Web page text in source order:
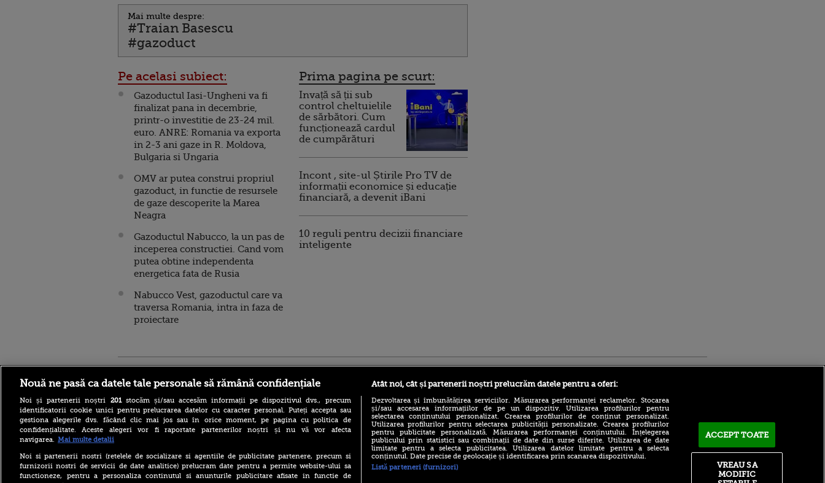
Mai multe despre:
#Traian Basescu
#gazoduct
Pe acelasi subiect:
Gazoductul Iasi-Ungheni va fi
finalizat pana in decembrie,
printr-o investitie de 23-24 mil.
euro. ANRE: Romania va exporta
in 2-3 ani gaze in R. Moldova,
Bulgaria si Ungaria
OMV ar putea construi propriul
gazoduct, in functie de resursele
de gaze descoperite la Marea
Neagra
Gazoductul Nabucco, la un pas de
inceperea constructiei. Cand vom
putea obtine independenta
energetica fata de Rusia
Nabucco Vest, gazoductul care va
traversa Romania, intra in faza de
proiectare
Prima pagina pe scurt:
Invață să ții sub
control cheltuielile
de sărbători. Cum
funcționează cardul
de cumpărături
Incont , site-ul Știrile Pro TV de
informații economice și educație
financiară, a devenit iBani
10 reguli pentru decizii financiare
inteligente
româncă a fost arestată în
Germania pentru spionaj în
favoarea Rusiei
(P) Descoperă Lumea
Evenimentelor din România
Atmosferă din altă lume la
Nouă ne pasă ca datele tale personale să rămână confidențiale
Noi și partenerii noștri 201stocăm și/sau accesăm informații pe dispozitivul dvs., precum
identificatorii cookie unici pentru prelucrarea datelor cu caracter personal. Puteți accepta sau
gestiona alegerile dvs. făcând clic mai jos sau în orice moment, pe pagina cu politica de
confidențialitate. Aceste alegeri vor fi raportate partenerilor noștri și nu vă vor afecta
navigarea. Mai multe detalii
Noi si partenerii nostri (retelele de socializare si agentiile de publicitate partenere, precum si
furnizorii nostri de servicii de date analitice) prelucram date pentru a permite website-ului sa
functioneze, pentru a personaliza continutul si anunturile publicitare afisate in functie de
Atât noi, cât și partenerii noștri prelucrăm datele pentru a oferi:
Dezvoltarea și îmbunătățirea serviciilor. Măsurarea performanței reclamelor. Stocarea
și/sau accesarea informațiilor de pe un dispozitiv. Utilizarea profilurilor pentru
selectarea conținutului personalizat. Crearea profilurilor de conținut personalizat.
Utilizarea profilurilor pentru selectarea publicității personalizate. Crearea profilurilor
pentru publicitate personalizată. Măsurarea performanței conținutului. Înțelegerea
publicului prin statistici sau combinații de date din surse diferite. Utilizarea de date
limitate pentru a selecta publicitatea. Utilizarea datelor limitate pentru a selecta
conținutul. Date precise de geolocație și identificarea prin scanarea dispozitivului.
Listă parteneri (furnizori)
ACCEPT TOATE
VREAU SA
MODIFIC